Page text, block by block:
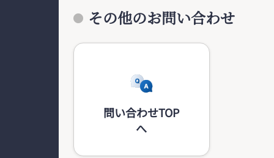
その他のお問い合わせ
問い合わせTOP
へ